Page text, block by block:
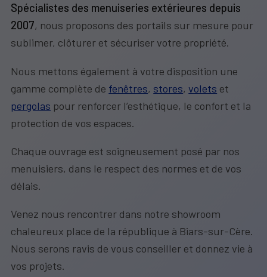
Spécialistes des menuiseries extérieures depuis
2007, nous proposons des portails sur mesure pour
sublimer, clôturer et sécuriser votre propriété.
Nous mettons également à votre disposition une
gamme complète de fenêtres, stores,volets et
pergolas pour renforcer l’esthétique, le confort et la
protection de vos espaces.
Chaque ouvrage est soigneusement posé par nos
menuisiers, dans le respect des normes et de vos
délais.
Venez nous rencontrer dans notre showroom
chaleureux place de la république à Biars-sur-Cère.
Nous serons ravis de vous conseiller et donnez vie à
vos projets.